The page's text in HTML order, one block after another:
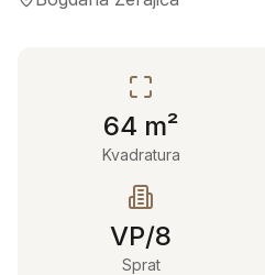
64 m²
Kvadratura
VP/8
Sprat